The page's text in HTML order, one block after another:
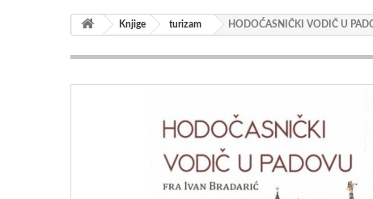
Knjige turizam HODOĆASNIČKI VODIČ U